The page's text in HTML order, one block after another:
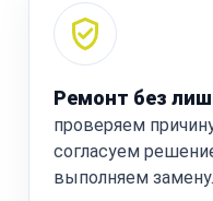
Ремонт без
проверяем
согласуем
выполняем замену.